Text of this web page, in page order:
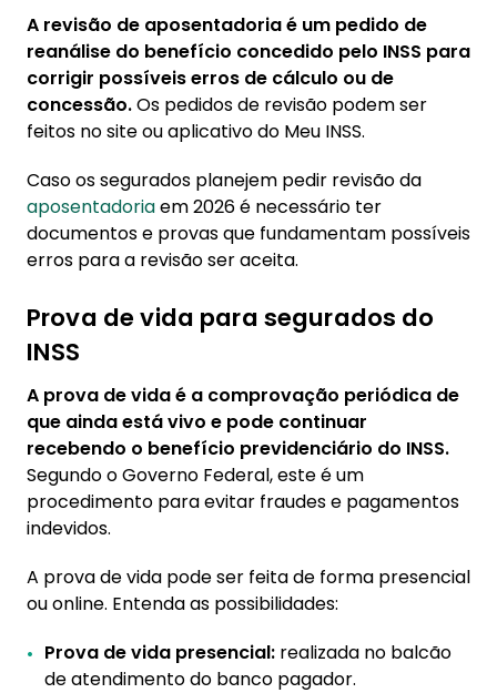
A revisão de aposentadoria é um pedido de
reanálise do benefício concedido pelo INSS para
corrigir possíveis erros de cálculo ou de
concessão.Os pedidos de revisão podem ser
feitos no site ou aplicativo do Meu INSS.
Caso os segurados planejem pedir revisão da
aposentadoriaem 2026 é necessário ter
documentos e provas que fundamentam possíveis
erros para a revisão ser aceita.
Prova de vida para segurados do
INSS
A prova de vida é a comprovação periódica de
que ainda está vivo e pode continuar
recebendo o benefício previdenciário do INSS.
Segundo o Governo Federal, este é um
procedimento para evitar fraudes e pagamentos
indevidos.
A prova de vida pode ser feita de forma presencial
ou online. Entenda as possibilidades:
Prova de vida presencial: realizada no balcão
de atendimento do banco pagador.